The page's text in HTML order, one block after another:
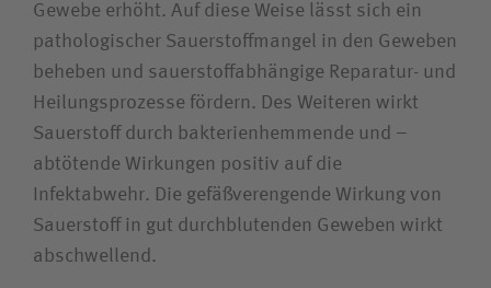
Unfallversicherungsträger
Zuweiserin / Zuweiser
Bewerberin / Bewerber
Journalistin / Journalist
Gewebe erhöht. Auf diese Weise lässt sich ein
pathologischer Sauerstoffmangel in den Geweben
beheben und sauerstoffabhängige Reparatur- und
Heilungsprozesse fördern. Des Weiteren wirkt
Sauerstoff durch bakterienhemmende und –
abtötende Wirkungen positiv auf die
Infektabwehr. Die gefäßverengende Wirkung von
Sauerstoff in gut durchblutenden Geweben wirkt
abschwellend.